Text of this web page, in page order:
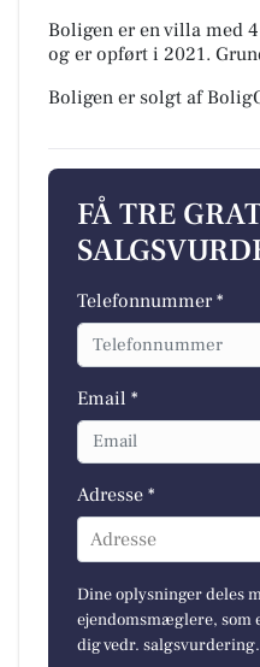
Boligen er en villa med
og er opført i 2021.
Boligen er solgt af
FÅ TRE
Telefonnummer *
Email *
Adresse *
Adresse
Dine oplysninger deles
ejendomsmæglere, som
dig vedr. salgsvurdering.